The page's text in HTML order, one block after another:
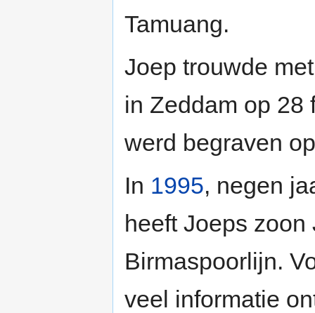
Tamuang.
Joep trouwde
in Zeddam op
werd begraven
In 1995, negen
heeft Joeps
Birmaspoorlijn.
veel informatie